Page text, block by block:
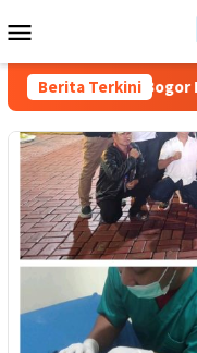
ke
Mobile
Berita Terkini
PPAD Kota Bogor